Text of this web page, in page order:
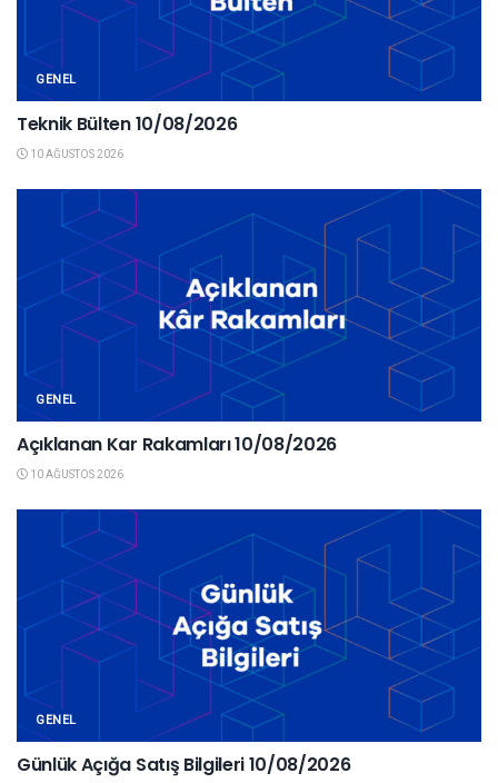
GENEL
Teknik Bülten 10/08/2026
10 AĞUSTOS 2026
GENEL
Açıklanan Kar Rakamları 10/08/2026
10 AĞUSTOS 2026
GENEL
Günlük Açığa Satış Bilgileri 10/08/2026